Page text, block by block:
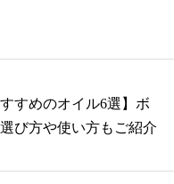
すめのオイル6選】ボ
び方や使い方もご紹介